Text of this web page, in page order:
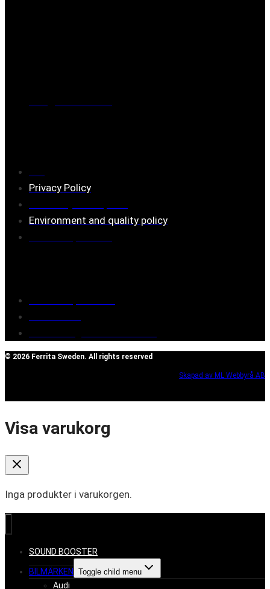
Privacy Policy
Environment and quality policy
© 2026 Ferrita Sweden. All rights reserved
Skapad av ML Webbyrå AB
Visa varukorg
Inga produkter i varukorgen.
SOUND BOOSTER
BILMÄRKEN Toggle child menu
Audi